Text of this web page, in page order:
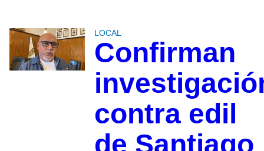
LOCAL
Confirman
contra edil
de Santiago